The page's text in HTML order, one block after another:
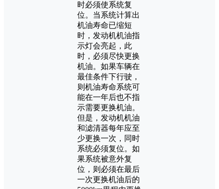
时必须使系统复
位。当系统计算出
机油寿命已缩短
时，发动机机油指
示灯会亮起，此
时，必须尽快更换
机油。如果车辆在
最佳条件下行驶，
则机油寿命系统可
能在一年后也不指
示需要更换机油。
但是，发动机机油
和滤清器每年应至
少更换一次，同时
系统必须复位。如
果系统被意外复
位，则必须在最后
一次更换机油后的